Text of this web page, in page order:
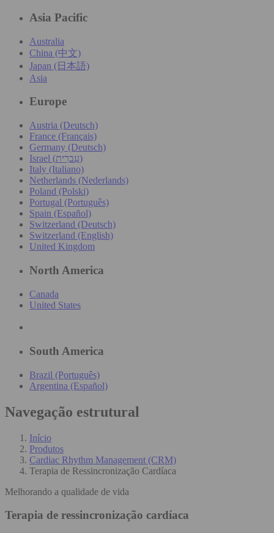
Asia Pacific
Australia
China (中文)
Japan (日本語)
Asia
Europe
Austria (Deutsch)
France (Français)
Germany (Deutsch)
Israel (עִברִית)
Italy (Italiano)
Netherlands (Nederlands)
Poland (Polski)
Portugal (Português)
Spain (Español)
Switzerland (Deutsch)
Switzerland (English)
United Kingdom
North America
Canada
United States
South America
Brazil (Português)
Argentina (Español)
Navegação estrutural
Início
Produtos
Cardiac Rhythm Management (CRM)
Terapia de Ressincronização Cardíaca
Melhorando a qualidade de vida
Terapia de ressincronização cardíaca